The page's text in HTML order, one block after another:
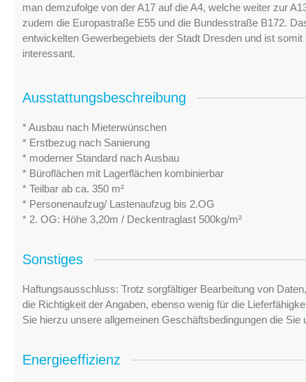
man demzufolge von der A17 auf die A4, welche weiter zur
zudem die Europastraße E55 und die Bundesstraße B172.
entwickelten Gewerbegebiets der Stadt Dresden und ist
interessant.
Ausstattungsbeschreibung
* Ausbau nach Mieterwünschen
* Erstbezug nach Sanierung
* moderner Standard nach Ausbau
* Büroflächen mit Lagerflächen kombinierbar
* Teilbar ab ca. 350 m²
* Personenaufzug/ Lastenaufzug bis 2.OG
* 2. OG: Höhe 3,20m / Deckentraglast 500kg/m²
Sonstiges
Haftungsausschluss: Trotz sorgfältiger Bearbeitung von
die Richtigkeit der Angaben, ebenso wenig für die
Sie hierzu unsere allgemeinen Geschäftsbedingungen die
Energieeffizienz